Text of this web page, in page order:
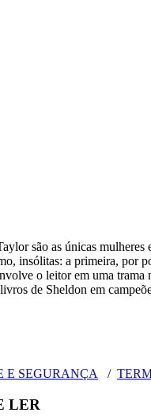
são as únicas
insólitas: a primeira, por
o leitor em uma
de Sheldon em
E SEGURANÇA /
LER